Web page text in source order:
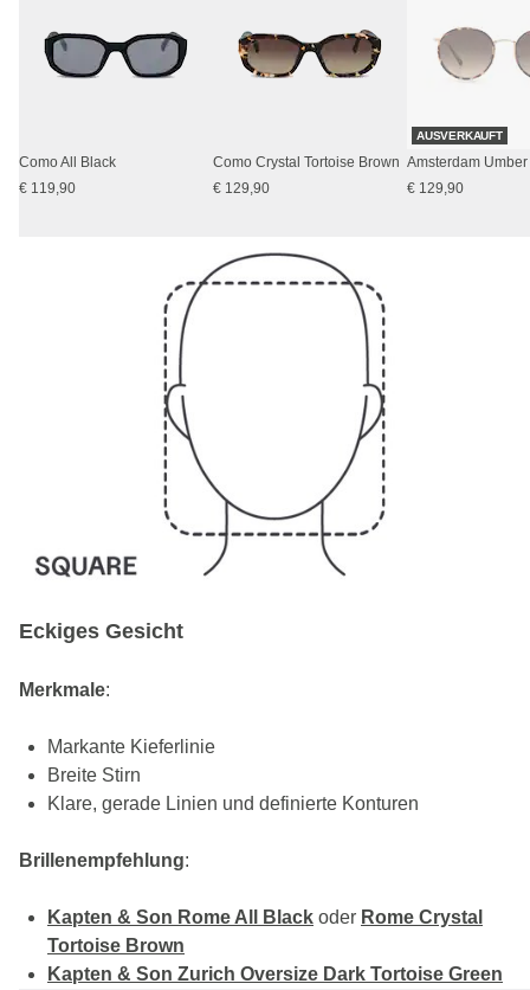
Como All Black
€ 119,90
Como Crystal Tortoise Brown
€ 129,90
AUSVERKAUFT
€ 129,90
Eckiges Gesicht
Merkmale:
Markante Kieferlinie
Breite Stirn
Klare, gerade Linien und definierte Konturen
Brillenempfehlung:
Kapten & Son Rome All Black oder Rome Crystal
Tortoise Brown
Kapten & Son Zurich Oversize Dark Tortoise Green